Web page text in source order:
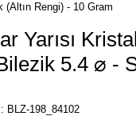
(Altın Rengi) - 10 Gram
Yarısı
5.4 ⌀ -
BLZ-198_84102